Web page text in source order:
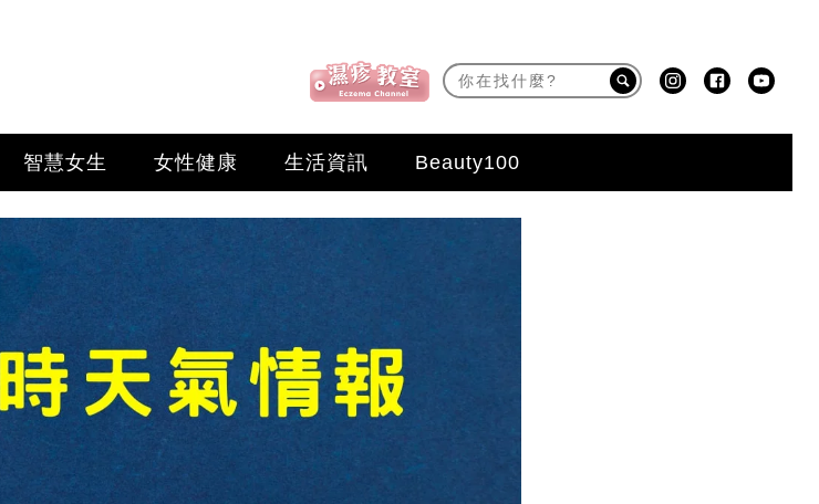
智慧女生 女性健康 生活資訊 Beauty100